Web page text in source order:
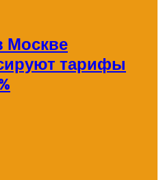
Москве
тарифы